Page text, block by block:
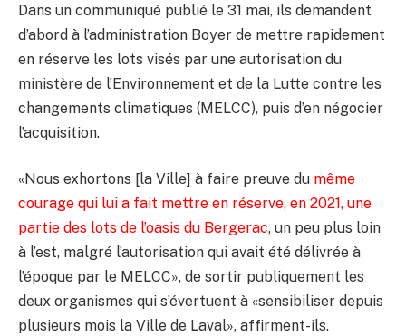
Dans un communiqué publié le 31 mai, ils demandent
d’abord à l’administration Boyer de mettre rapidement
en réserve les lots visés par une autorisation du
ministère de l’Environnement et de la Lutte contre les
changements climatiques (MELCC), puis d’en négocier
l’acquisition.
«Nous exhortons [la Ville] à faire preuve du même
courage qui lui a fait mettre en réserve, en 2021, une
partie des lots de l’oasis du Bergerac, un peu plus loin
à l’est, malgré l’autorisation qui avait été délivrée à
l’époque par le MELCC», de sortir publiquement les
deux organismes qui s’évertuent à «sensibiliser depuis
plusieurs mois la Ville de Laval», affirment-ils.